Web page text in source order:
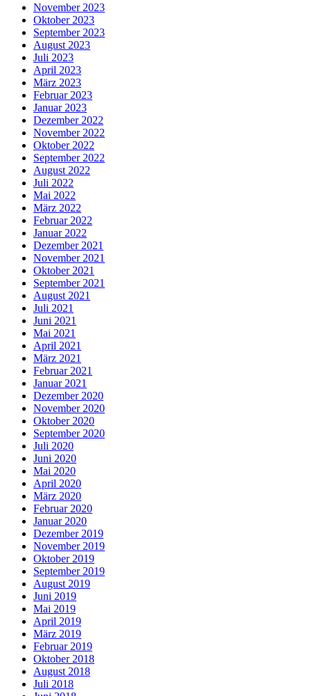
November 2023
Oktober 2023
September 2023
August 2023
Juli 2023
April 2023
März 2023
Februar 2023
Januar 2023
Dezember 2022
November 2022
Oktober 2022
September 2022
August 2022
Juli 2022
Mai 2022
März 2022
Februar 2022
Januar 2022
Dezember 2021
November 2021
Oktober 2021
September 2021
August 2021
Juli 2021
Juni 2021
Mai 2021
April 2021
März 2021
Februar 2021
Januar 2021
Dezember 2020
November 2020
Oktober 2020
September 2020
Juli 2020
Juni 2020
Mai 2020
April 2020
März 2020
Februar 2020
Januar 2020
Dezember 2019
November 2019
Oktober 2019
September 2019
August 2019
Juni 2019
Mai 2019
April 2019
März 2019
Februar 2019
Oktober 2018
August 2018
Juli 2018